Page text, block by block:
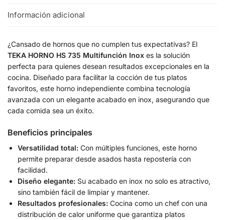
Información adicional
¿Cansado de hornos que no cumplen tus expectativas? El
TEKA HORNO HS 735 Multifunción Inox es la solución
perfecta para quienes desean resultados excepcionales en la
cocina. Diseñado para facilitar la cocción de tus platos
favoritos, este horno independiente combina tecnología
avanzada con un elegante acabado en inox, asegurando que
cada comida sea un éxito.
Beneficios principales
Versatilidad total: Con múltiples funciones, este horno
permite preparar desde asados hasta repostería con
facilidad.
Diseño elegante: Su acabado en inox no solo es atractivo,
sino también fácil de limpiar y mantener.
Resultados profesionales: Cocina como un chef con una
distribución de calor uniforme que garantiza platos